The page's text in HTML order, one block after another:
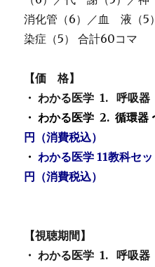
消化管（6）／血 液（5
染症（5） 合計60コマ
【価 格】
・ わかる医学 1. 呼吸器
・ わかる医学 2. 循環器
円（消費税込）
・ わかる医学 11
円（消費税込）
【視聴期間】
・ わかる医学